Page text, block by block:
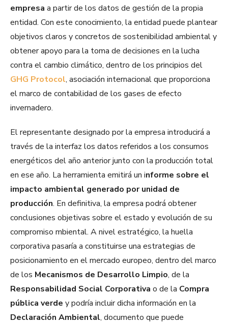
empresa a partir de los datos de gestión de la propia
entidad. Con este conocimiento, la entidad puede plantear
objetivos claros y concretos de sostenibilidad ambiental y
obtener apoyo para la toma de decisiones en la lucha
contra el cambio climático, dentro de los principios del
GHG Protocol, asociación internacional que proporciona
el marco de contabilidad de los gases de efecto
invernadero.
El representante designado por la empresa introducirá a
través de la interfaz los datos referidos a los consumos
energéticos del año anterior junto con la producción total
en ese año. La herramienta emitirá un informe sobre el
impacto ambiental generado por unidad de
producción. En definitiva, la empresa podrá obtener
conclusiones objetivas sobre el estado y evolución de su
compromiso mbiental. A nivel estratégico, la huella
corporativa pasaría a constituirse una estrategias de
posicionamiento en el mercado europeo, dentro del marco
de los Mecanismos de Desarrollo Limpio, de la
Responsabilidad Social Corporativa o de la Compra
pública verde y podría incluir dicha información en la
Declaración Ambiental, documento que puede